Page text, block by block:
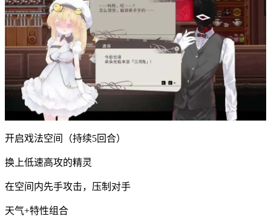
开启戏法空间（持续5回合）
换上低速高攻的精灵
在空间内先手攻击，压制对手
天气+特性组合